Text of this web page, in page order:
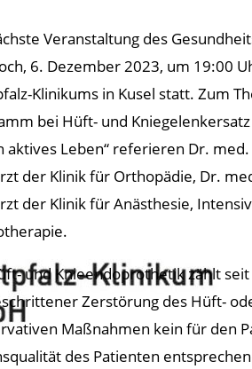
Veranstaltung des
6. Dezember 2023, um 19:00
Klinikums in Kusel statt. Zum
bei Hüft- und
aktives Leben“ referieren Dr. med.
der Klinik für Orthopädie, Dr.
der Klinik für Anästhesie,
und Knieendoprothetik zählt
Zerstörung des Hüft-
Maßnahmen kein für den
des Patienten